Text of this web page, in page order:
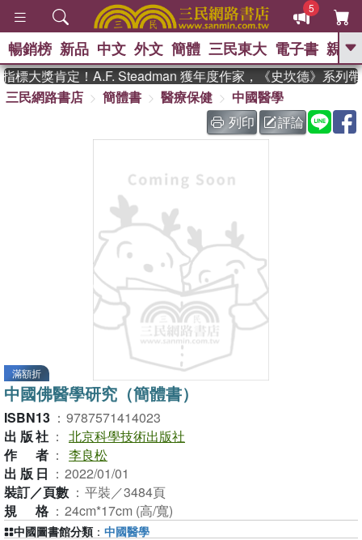
5
GO
熱搜： 東野圭吾 、 The Odyssey
如果歷史是一群喵 、 國際布克獎 臺灣
、 方念華 、 台灣的李登輝時
暢銷榜 新品 中文 外文 簡體 三民東大 電子書 親子
大獎肯定！A.F. Steadman 獲年度作家，《史坎德》系列帶
三民網路書店
簡體書 醫療保健
中國醫學
列印
評論
滿額折
中國佛醫學研究（簡體書）
ISBN13 ： 9787571414023
出版社 ： 北京科學技術出版社
作者 ： 李良松
出版日 ： 2022/01/01
裝訂／頁數 ： 平裝／3484頁
規格 ： 24cm*17cm (高/寬)
中國圖書館分類 ： 中國醫學